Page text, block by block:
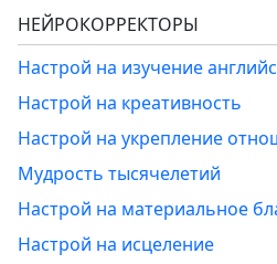
НЕЙРОКОРРЕКТОРЫ
Настрой на изучение
Настрой на креативность
Настрой на укрепление
Мудрость тысячелетий
Настрой на материальное
Настрой на исцеление